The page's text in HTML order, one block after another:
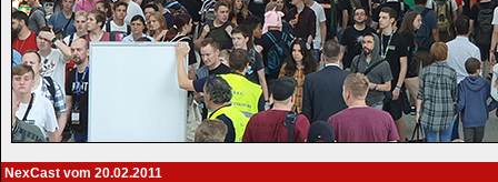
NexCast vom 20.02.2011